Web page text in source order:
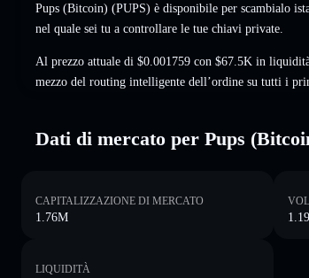
Pups (Bitcoin) (PUPS) è disponibile per scambialo
nel quale sei tu a controllare le tue chiavi private.
Al prezzo attuale di $0.001759 con $67.5K in
mezzo del routing intelligente dell’ordine su tutti i
Dati di mercato per Pups
CAPITALIZZAZIONE DI MERCATO
1.76M
LIQUIDITÀ